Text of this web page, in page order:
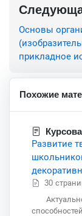
Основы
прикладное
Похожие
Развитие
30